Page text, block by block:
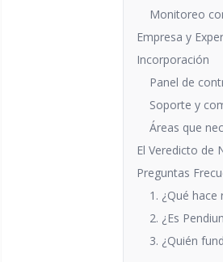
Monitoreo
Empresa y
Incorporación
Panel de
Soporte y
Áreas que
El Veredicto de
Preguntas
1. ¿Qué
2. ¿Es
3. ¿Quién